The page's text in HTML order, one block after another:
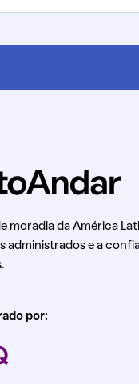
moradia da América
administrados e a
por: